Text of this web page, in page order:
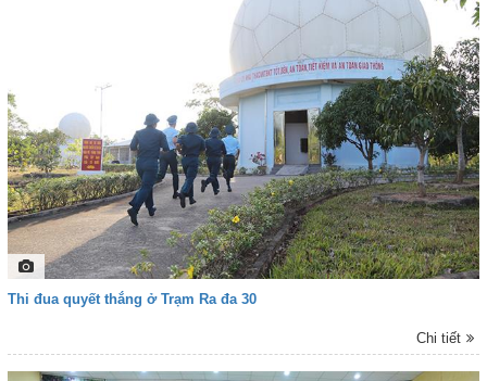
động ý nghĩa, thể hiện “Đảo là nhà, biển cả là quê hương” để lại nhiều tình
cảm tốt đẹp giữa Đoàn công tác và cán bộ, chiến sĩ, nhân dân và các lực
Thi đua quyết thắng ở Trạm Ra đa 30
Chi tiết